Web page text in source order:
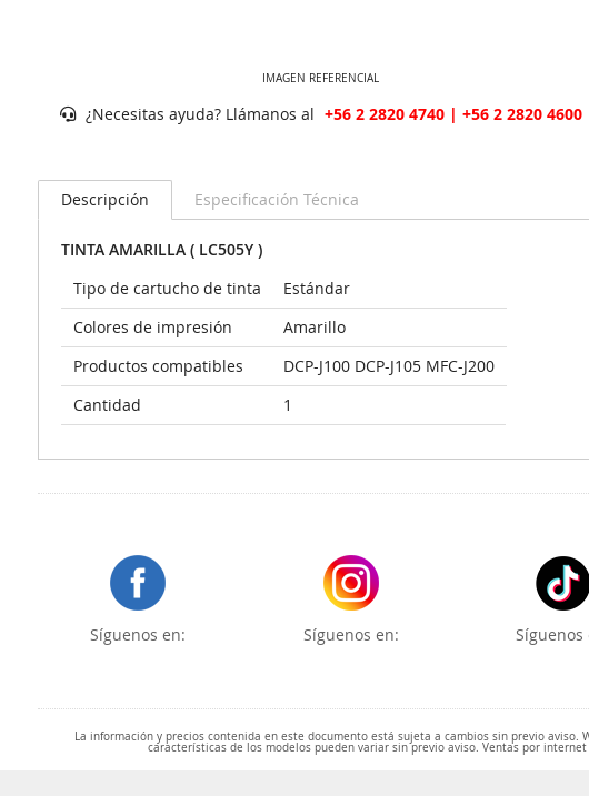
IMAGEN REFERENCIAL
¿Necesitas ayuda? Llámanos al +56 2 2820 4740 | +56 2 2820 4600
Descripción Especificación Técnica
TINTA AMARILLA ( LC505Y )
Tipo de cartucho de tinta
Estándar
Colores de impresión
Amarillo
Productos compatibles
DCP-J100 DCP-J105 MFC-J200
Cantidad
1
Síguenos en: Síguenos en: Síguenos
La información y precios contenida en este documento está sujeta a cambios sin previo
características de los modelos pueden variar sin previo aviso. Ventas por